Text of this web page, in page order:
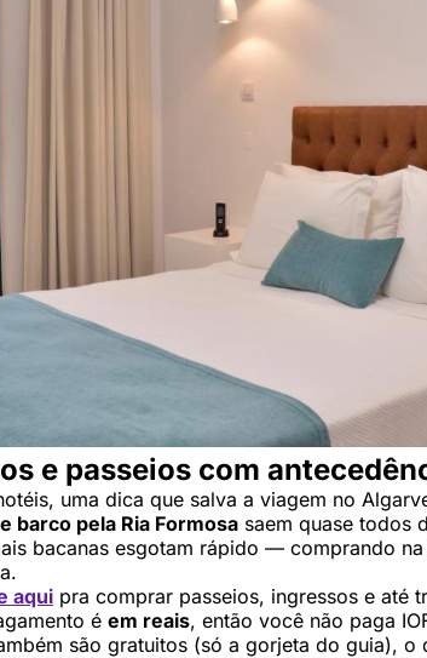
e passeios com
uma dica que salva a viagem no
barco pela Ria Formosa saem quase todos
bacanas esgotam rápido — comprando
aqui pra comprar passeios, ingressos e até
é em reais, então você não paga
são gratuitos (só a gorjeta do guia), o